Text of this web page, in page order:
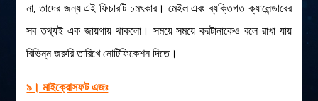
না, তাদের জন্য এই ফিচারটি চমৎকার। মেইল এবং ব্যক্তিগত ক্যালেন্ডারের
সব তথ্যই এক জায়গায় থাকলো। সময়ে সময়ে করটানাকেও বলে রাখা যায়
বিভিন্ন জরুরি তারিখে নোটিফিকেশন দিতে।
৯। মাইক্রোসফট এজঃ